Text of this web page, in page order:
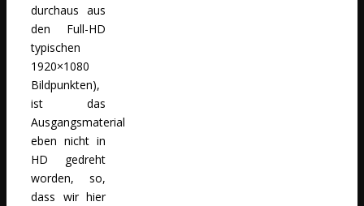
durchaus aus
den Full-HD
typischen
1920×1080
Bildpunkten),
ist das
Ausgangsmaterial
eben nicht in
HD gedreht
worden, so,
dass wir hier